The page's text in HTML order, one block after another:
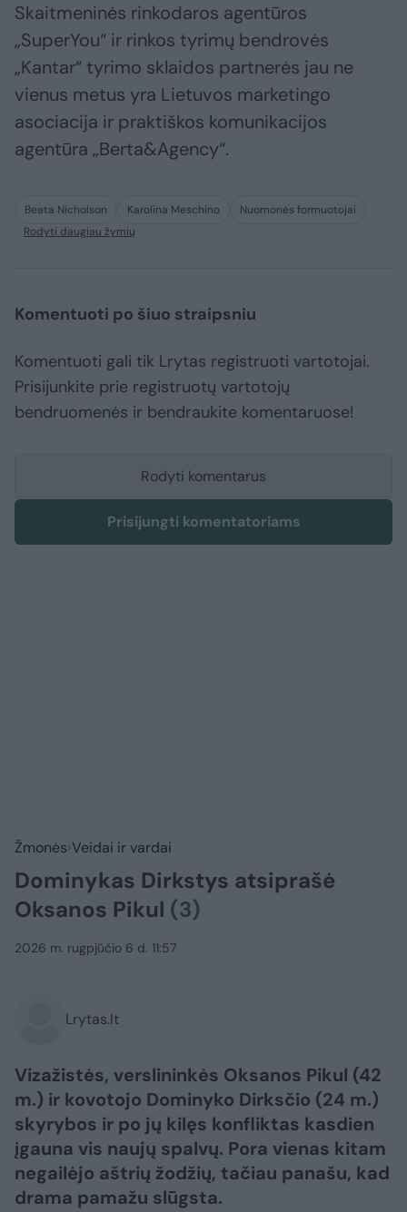
Skaitmeninės rinkodaros agentūros
„SuperYou“ ir rinkos tyrimų bendrovės
„Kantar“ tyrimo sklaidos partnerės jau ne
vienus metus yra Lietuvos marketingo
asociacija ir praktiškos komunikacijos
agentūra „Berta&Agency“.
Beata Nicholson Karolina Meschino
Nuomonės formuotojai
Rodyti daugiau žymių
Komentuoti po šiuo straipsniu
Komentuoti gali tik Lrytas registruoti vartotojai.
Prisijunkite prie registruotų vartotojų
bendruomenės ir bendraukite komentaruose!
Rodyti komentarus
Prisijungti komentatoriams
Žmonės Veidai ir vardai
Dominykas Dirkstys atsiprašė
Oksanos Pikul (3)
2026 m. rugpjūčio 6 d. 11:57
Lrytas.lt
Vizažistės, verslininkės Oksanos Pikul (42
m.) ir kovotojo Dominyko Dirksčio (24 m.)
skyrybos ir po jų kilęs konfliktas kasdien
įgauna vis naujų spalvų. Pora vienas kitam
negailėjo aštrių žodžių, tačiau panašu, kad
drama pamažu slūgsta.